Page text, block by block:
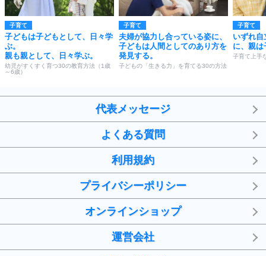
子育て
子どもは子どもとして、日々学
ぶ。
親も親として、日々学ぶ。
幼児がすくすく育つ30の教育方法（1歳
～6歳）
子育て
夫婦が協力し合っている姿に、
子どもは人間としてのあり方を
発見する。
子どもの「生きる力」を育てる30の方法
子育て
いずれ自
に、親は
子育て上手
代表メッセージ
よくある質問
利用規約
プライバシーポリシー
オンラインショップ
運営会社